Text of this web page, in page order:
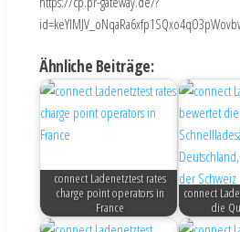
Ähnliche Beiträge:
connect Ladenetztest rates
charge point operators in
France
connect
die